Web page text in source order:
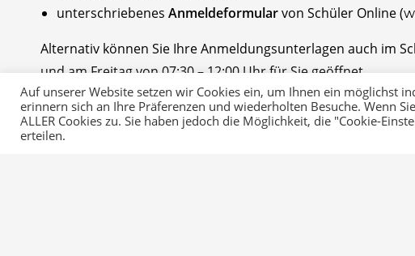
unterschriebenes Anmeldeformularvon Schüler Online (
Alternativ können Sie Ihre Anmeldungsunterlagen auch im
und am Freitag von 07:30 – 12:00 Uhr für Sie geöffnet.
Für eine persönliche Beratung in der Schule stehen Ihnen in
16:00 Uhr zur Verfügung. Kommen Sie hierzu bitte in den
Auf unserer Website setzen wir Cookies ein, um Ihnen ein möglichst
erinnern sich an Ihre Präferenzen und wiederholten Besuche. Wenn
ALLER Cookies zu. Sie haben jedoch die Möglichkeit, die "Cookie-
erteilen.